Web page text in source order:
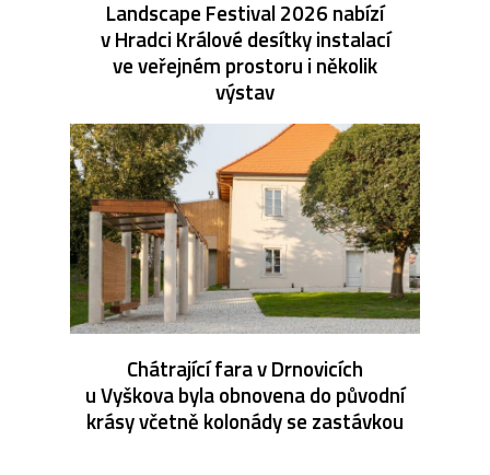
Landscape Festival 2026 nabízí
v Hradci Králové desítky instalací
ve veřejném prostoru i několik
výstav
Chátrající fara v Drnovicích
u Vyškova byla obnovena do původní
krásy včetně kolonády se zastávkou